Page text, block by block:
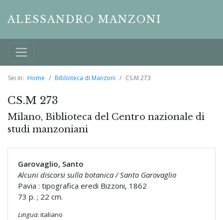
ALESSANDRO MANZONI
Sei in: Home Biblioteca di Manzoni CS.M 273
CS.M 273
Milano, Biblioteca del Centro nazionale di
studi manzoniani
Garovaglio, Santo
Alcuni discorsi sulla botanica / Santo Garovaglio
Pavia : tipografica eredi Bizzoni, 1862
73 p. ; 22 cm.
Lingua: italiano